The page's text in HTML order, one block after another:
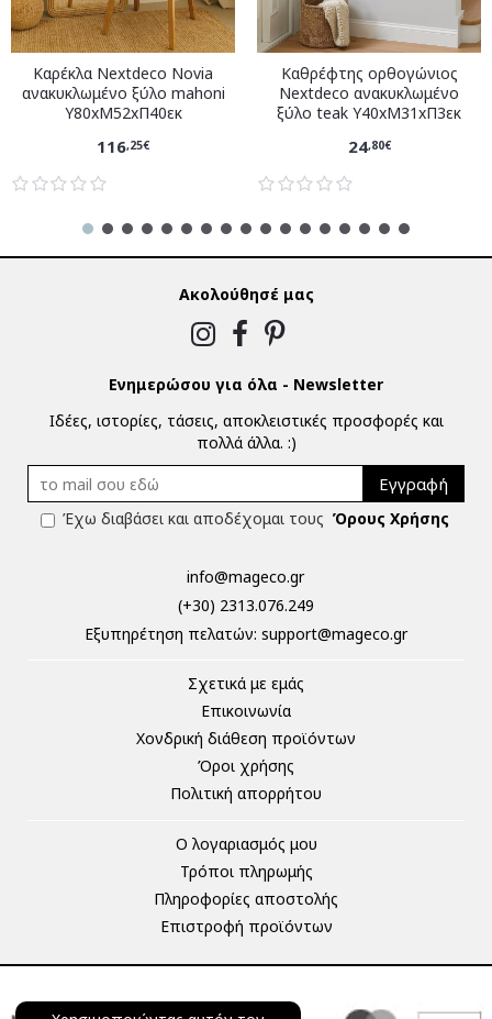
Καρέκλα Nextdeco Novia
ανακυκλωμένο ξύλο mahoni
Υ80xM52xΠ40εκ
116,25€
Καθρέφτης ορθογώνιος
Nextdeco ανακυκλωμένο
ξύλο teak Υ40xM31xΠ3εκ
24,80€
Ακολούθησέ μας
Ενημερώσου για όλα - Newsletter
Ιδέες, ιστορίες, τάσεις, αποκλειστικές προσφορές και
πολλά άλλα. :)
Εγγραφή
Έχω διαβάσει και αποδέχομαι τους Όρους Χρήσης
info@mageco.gr
(+30) 2313.076.249
Eξυπηρέτηση πελατών: support@mageco.gr
Σχετικά με εμάς
Επικοινωνία
Χονδρική διάθεση προϊόντων
Όροι χρήσης
Πολιτική απορρήτου
Ο λογαριασμός μου
Τρόποι πληρωμής
Πληροφορίες αποστολής
Επιστροφή προϊόντων